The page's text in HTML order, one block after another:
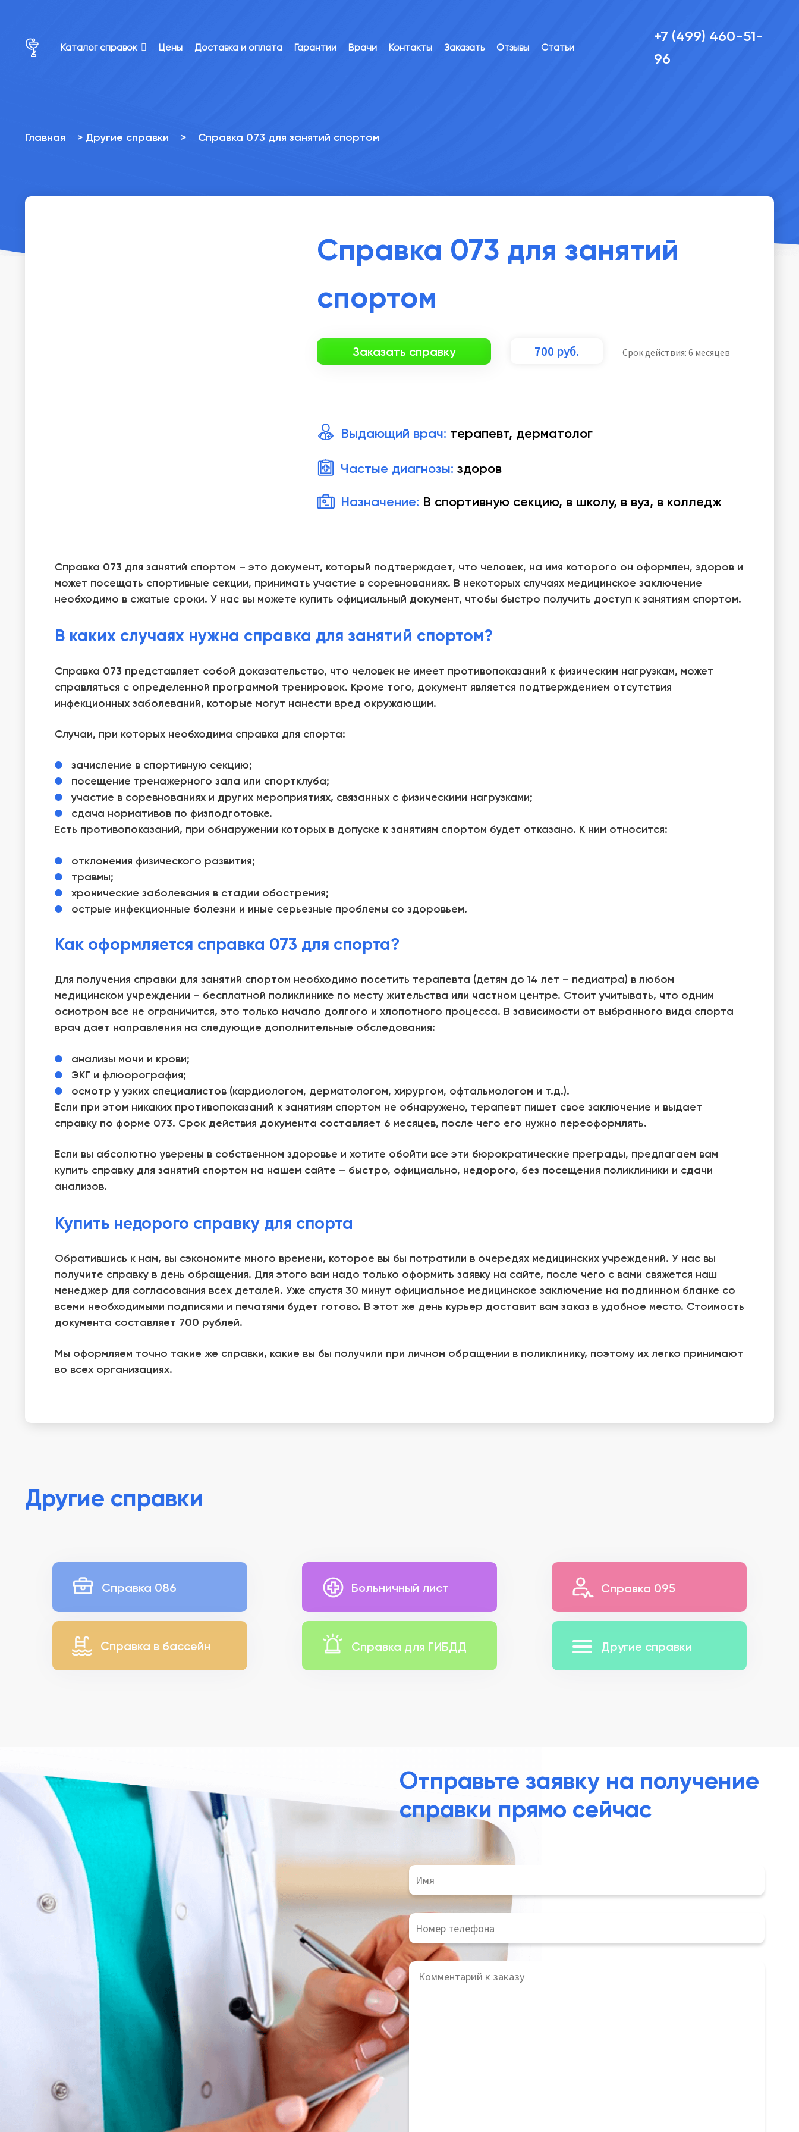
Каталог справок Цены Доставка и оплата Гарантии Врачи Контакты Заказать Отзывы Статьи
+7 (499) 460-51-
96
Главная > Другие справки > Справка 073 для занятий спортом
Справка 073 для занятий
спортом
Заказать справку 700 руб. Срок действия: 6 месяцев
Выдающий врач: терапевт, дерматолог
Частые диагнозы: здоров
Назначение: В спортивную секцию, в школу, в вуз, в колледж
Справка 073 для занятий спортом – это документ, который подтверждает, что человек, на имя которого он оформлен, здоров и
может посещать спортивные секции, принимать участие в соревнованиях. В некоторых случаях медицинское заключение
необходимо в сжатые сроки. У нас вы можете купить официальный документ, чтобы быстро получить доступ к занятиям спортом.
В каких случаях нужна справка для занятий спортом?
Справка 073 представляет собой доказательство, что человек не имеет противопоказаний к физическим нагрузкам, может
справляться с определенной программой тренировок. Кроме того, документ является подтверждением отсутствия
инфекционных заболеваний, которые могут нанести вред окружающим.
Случаи, при которых необходима справка для спорта:
зачисление в спортивную секцию;
посещение тренажерного зала или спортклуба;
участие в соревнованиях и других мероприятиях, связанных с физическими нагрузками;
сдача нормативов по физподготовке.
Есть противопоказаний, при обнаружении которых в допуске к занятиям спортом будет отказано. К ним относится:
отклонения физического развития;
травмы;
хронические заболевания в стадии обострения;
острые инфекционные болезни и иные серьезные проблемы со здоровьем.
Как оформляется справка 073 для спорта?
Для получения справки для занятий спортом необходимо посетить терапевта (детям до 14 лет – педиатра) в любом
медицинском учреждении – бесплатной поликлинике по месту жительства или частном центре. Стоит учитывать, что одним
осмотром все не ограничится, это только начало долгого и хлопотного процесса. В зависимости от выбранного вида спорта
врач дает направления на следующие дополнительные обследования:
анализы мочи и крови;
ЭКГ и флюорография;
осмотр у узких специалистов (кардиологом, дерматологом, хирургом, офтальмологом и т.д.).
Если при этом никаких противопоказаний к занятиям спортом не обнаружено, терапевт пишет свое заключение и выдает
справку по форме 073. Срок действия документа составляет 6 месяцев, после чего его нужно переоформлять.
Если вы абсолютно уверены в собственном здоровье и хотите обойти все эти бюрократические преграды, предлагаем вам
купить справку для занятий спортом на нашем сайте – быстро, официально, недорого, без посещения поликлиники и сдачи
анализов.
Купить недорого справку для спорта
Обратившись к нам, вы сэкономите много времени, которое вы бы потратили в очередях медицинских учреждений. У нас вы
получите справку в день обращения. Для этого вам надо только оформить заявку на сайте, после чего с вами свяжется наш
менеджер для согласования всех деталей. Уже спустя 30 минут официальное медицинское заключение на подлинном бланке со
всеми необходимыми подписями и печатями будет готово. В этот же день курьер доставит вам заказ в удобное место. Стоимость
документа составляет 700 рублей.
Мы оформляем точно такие же справки, какие вы бы получили при личном обращении в поликлинику, поэтому их легко принимают
во всех организациях.
Другие справки
Справка 086 Больничный лист Справка 095
Справка в бассейн Справка для ГИБДД Другие справки
Отправьте заявку на получение
справки прямо сейчас